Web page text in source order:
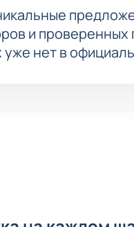
и
уже нет в